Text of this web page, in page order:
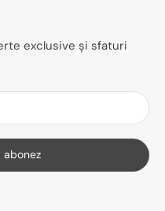
exclusive și sfaturi
abonez